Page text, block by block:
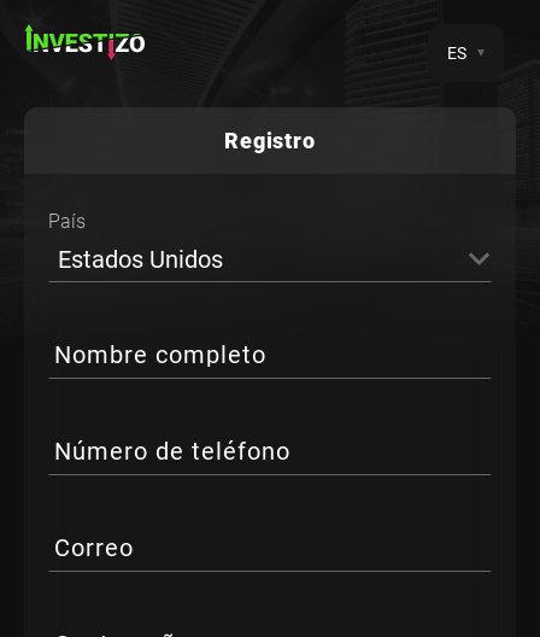
ES
Registro
País
Estados Unidos
Nombre completo
Número de teléfono
Correo